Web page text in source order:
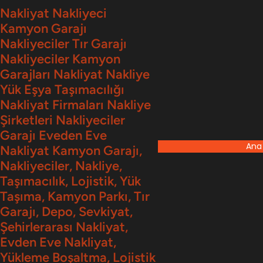
İçeriğe
geç
Nakliyat Nakliyeci
Kamyon Garajı
Nakliyeciler Tır Garajı
Nakliyeciler Kamyon
Garajları Nakliyat Nakliye
Yük Eşya Taşımacılığı
Nakliyat Firmaları Nakliye
Şirketleri Nakliyeciler
Garajı Eveden Eve
Nakliyat Kamyon Garajı,
Nakliyeciler, Nakliye,
Taşımacılık, Lojistik, Yük
Taşıma, Kamyon Parkı, Tır
Garajı, Depo, Sevkiyat,
Şehirlerarası Nakliyat,
Evden Eve Nakliyat,
Yükleme Boşaltma, Lojistik